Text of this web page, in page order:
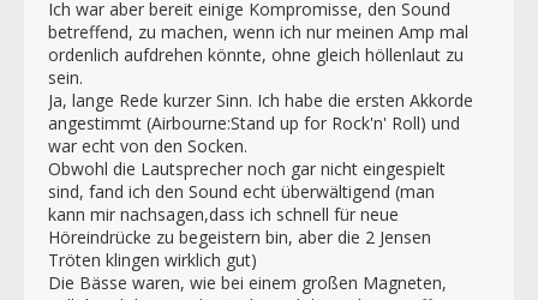
Ich war aber bereit einige Kompromisse, den Sound
betreffend, zu machen, wenn ich nur meinen Amp mal
ordenlich aufdrehen könnte, ohne gleich höllenlaut zu
sein.
Ja, lange Rede kurzer Sinn. Ich habe die ersten Akkorde
angestimmt (Airbourne:Stand up for Rock'n' Roll) und
war echt von den Socken.
Obwohl die Lautsprecher noch gar nicht eingespielt
sind, fand ich den Sound echt überwältigend (man
kann mir nachsagen,dass ich schnell für neue
Höreindrücke zu begeistern bin, aber die 2 Jensen
Tröten klingen wirklich gut)
Die Bässe waren, wie bei einem großen Magneten,